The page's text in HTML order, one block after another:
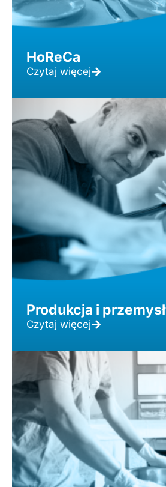
HoReCa
Czytaj więcej
Produkcja i przemysł
Czytaj więcej